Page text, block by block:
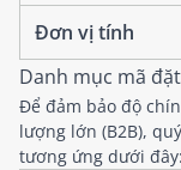
Đơn vị tính
Danh mục mã
Để đảm bảo độ
lượng lớn (B2B),
tương ứng dưới đây: